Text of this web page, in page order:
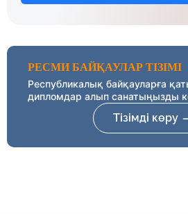
РЕСМИ БАЙҚАУЛАР ТІЗІМІ
Республикалық байқауларға
дипломдар алып санатыңызды
Тізімді көру